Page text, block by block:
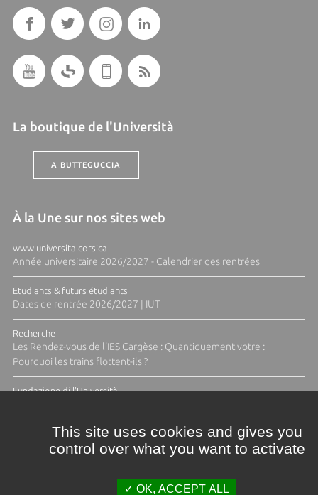
La boutique de l'Università
A BUTTEGUCCIA
À la Une sur nos sites web
www.universita.corsica
Année universitaire 2026/2027 - Calendrier des rentrées
Etudiants & futurs étudiants
Dates de rentrée 2026/2027 | IUT
Recherche
Les Rendez-vous de l'IES Cargèse : Quantiquement votre :
Pourquoi les trains flottent-ils ?
Fundazione di l'Università
This site uses cookies and gives you
control over what you want to activate
OK, ACCEPT ALL